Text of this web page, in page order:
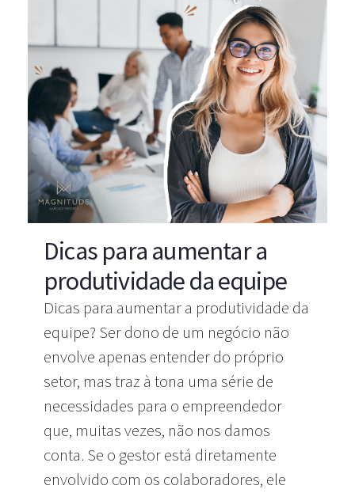
Dicas para aumentar a
produtividade da equipe
Dicas para aumentar a produtividade da
equipe? Ser dono de um negócio não
envolve apenas entender do próprio
setor, mas traz à tona uma série de
necessidades para o empreendedor
que, muitas vezes, não nos damos
conta. Se o gestor está diretamente
envolvido com os colaboradores, ele